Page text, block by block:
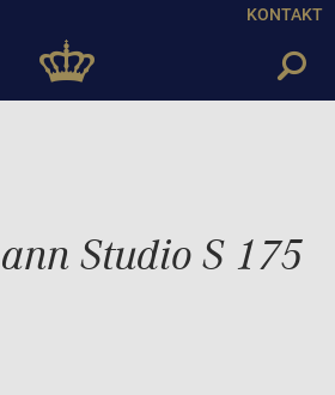
KONTAKT
Studio S 175